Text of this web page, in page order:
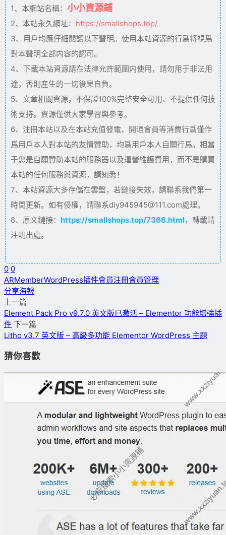
1、本網站名稱： 小小資源鋪
2、本站永久網址： https://smallshops.top/
3、用戶均應仔細閱讀以下聲明。使用本站資源的行爲将視爲
對本聲明全部内容的認可。
4、下載本站資源請在法律允許範圍内使用，請勿用于非法用
途，否則産生的一切後果自負。
5、文章相關資源，不保證100%完整安全可用、不提供任何技
術支持。資源僅供大家學習與參考。
6、注冊本站以及在本站充值發電、開通會員等消費行爲僅作
爲用戶本人對本站的友情贊助，均爲用戶本人自願行爲。相當
于您是自願贊助本站的服務器以及運營維護費用，而不是購買
本站的任何服務與資源，請知悉！
7、本站資源大多存儲在雲盤，若鏈接失效，請聯系我們第一
時間更新。如有侵權，請聯系diy945945@111.com處理。
8、原文鏈接： https://smallshops.top/7366.html，轉載請
注明出處。
0 0
ARMemberWordPress插件會員注冊會員管理
分享海報
上一篇
Element Pack Pro v9.7.0 英文版已激活 – Elementor 功能增強插
件 下一篇
Litho v3.7 英文版 – 高級多功能 Elementor WordPress 主題
猜你喜歡